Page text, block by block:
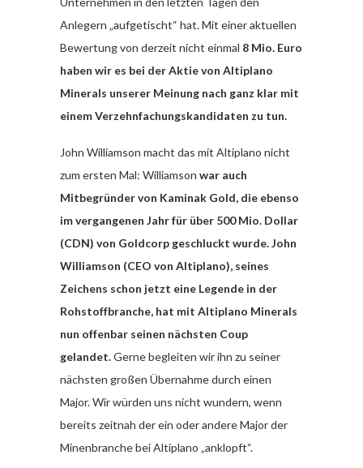
Anlegern „aufgetischt“ hat. Mit einer aktuellen
Bewertung von derzeit nicht einmal 8 Mio. Euro
haben wir es bei der Aktie von Altiplano
Minerals unserer Meinung nach ganz klar mit
einem Verzehnfachungskandidaten zu tun.
John Williamson macht das mit Altiplano nicht
zum ersten Mal: Williamson war auch
Mitbegründer von Kaminak Gold, die ebenso
im vergangenen Jahr für über 500 Mio. Dollar
(CDN) von Goldcorp geschluckt wurde. John
Williamson (CEO von Altiplano), seines
Zeichens schon jetzt eine Legende in der
Rohstoffbranche, hat mit Altiplano Minerals
nun offenbar seinen nächsten Coup
gelandet.Gerne begleiten wir ihn zu seiner
nächsten großen Übernahme durch einen
Major. Wir würden uns nicht wundern, wenn
bereits zeitnah der ein oder andere Major der
Minenbranche bei Altiplano „anklopft“.